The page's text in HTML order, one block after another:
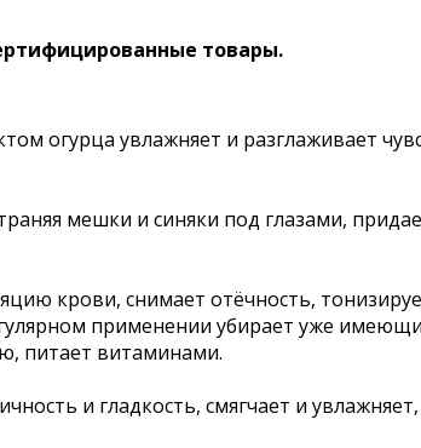
товары.
огурца увлажняет и разглаживает
мешки и синяки под глазами,
крови, снимает отёчность,
применении убирает уже
питает витаминами.
и гладкость, смягчает и